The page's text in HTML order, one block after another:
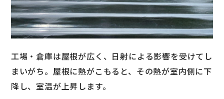
工場・倉庫は屋根が広く、日射による影響を受けてし
まいがち。屋根に熱がこもると、その熱が室内側に下
降し、室温が上昇します。